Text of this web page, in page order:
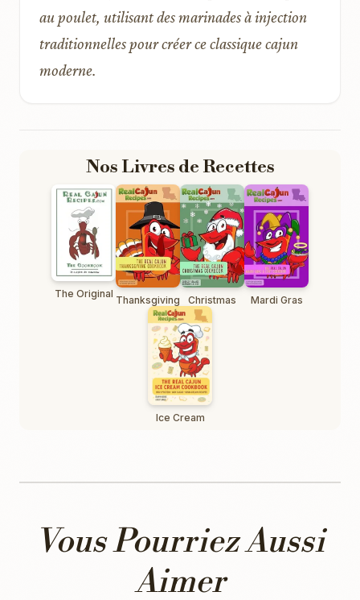
au poulet, utilisant des marinades à injection
traditionnelles pour créer ce classique cajun
moderne.
Nos Livres de Recettes
The Original Thanksgiving Christmas Mardi Gras
Ice Cream
Vous Pourriez Aussi
Aimer